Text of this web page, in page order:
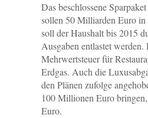
Das beschlossene
sollen 50 Milliarden Euro in
soll der Haushalt bis 2015
Ausgaben entlastet
Mehrwertsteuer für
Erdgas. Auch die
den Plänen zufolge
100 Millionen Euro
Euro.